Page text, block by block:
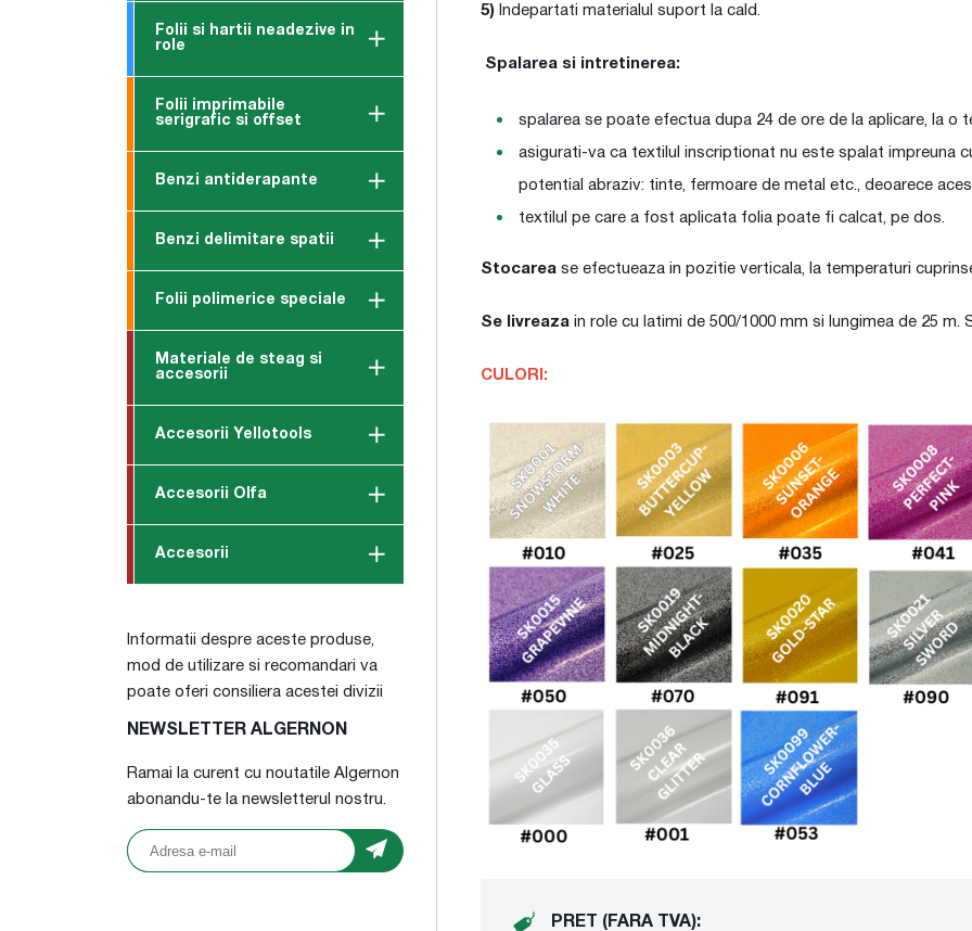
Folii si hartii neadezive in
role
Folii imprimabile
serigrafic si offset
Benzi antiderapante
Benzi delimitare spatii
Folii polimerice speciale
Materiale de steag si
accesorii
Accesorii Yellotools
Accesorii Olfa
Accesorii
Informatii despre aceste produse,
mod de utilizare si recomandari va
poate oferi consiliera acestei divizii
NEWSLETTER ALGERNON
Ramai la curent cu noutatile Algernon
abonandu-te la newsletterul nostru.
5) Indepartati materialul suport la cald.
Spalarea si intretinerea:
spalarea se poate efectua dupa 24 de ore de la aplicare, la o
asigurati-va ca textilul inscriptionat nu este spalat impreuna
potential abraziv: tinte, fermoare de metal etc., deoarece
textilul pe care a fost aplicata folia poate fi calcat, pe dos.
Stocarea se efectueaza in pozitie verticala, la temperaturi
Se livreaza in role cu latimi de 500/1000 mm si lungimea de 25 m.
CULORI:
PRET (FARA TVA):